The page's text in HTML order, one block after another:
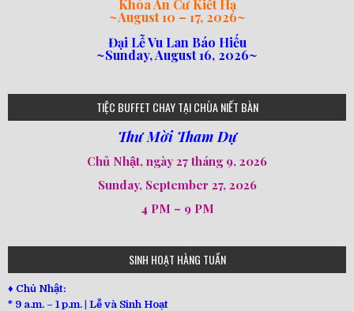
80
78
77
82
92
93
94
95
98
641
182
101
loipha2
loipha4
loipha1
loipha5
loipha7
loipha8
loipha10
loipha9
loi-phat-day
loipha15
loipha13
Khóa An Cư Kiết Hạ
~August 10 – 17, 2026~
Đại Lễ Vu Lan Báo Hiếu
~Sunday, August 16, 2026~
TIỆC BUFFET CHAY TẠI CHÙA NIẾT BÀN
Thư Mời Tham Dự
Chủ Nhật, ngày 27 tháng 9, 2026
Sunday, September 27, 2026
4 PM – 9 PM
SINH HOẠT HÀNG TUẦN
♦ Chủ Nhật:
* 9 a.m. – 1 p.m. | Lễ và Sinh Hoạt